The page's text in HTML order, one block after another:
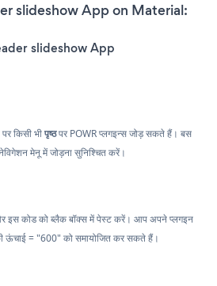
slideshow App on Material:
slideshow App
किसी भीपृष्ठपर POWR प्लगइन्स जोड़ सकते हैं। बस
मेनू में जोड़ना सुनिश्चित करें।
इस कोड को ब्लैक बॉक्स में पेस्ट करें। आप अपने प्लगइन
ऊंचाई = "600" को समायोजित कर सकते हैं।